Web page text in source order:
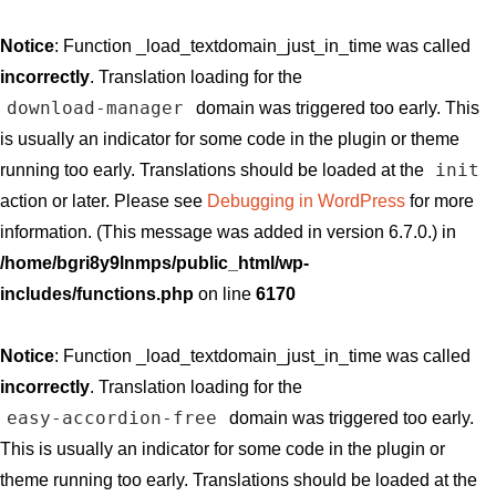
Notice: Function _load_textdomain_just_in_time was called
incorrectly. Translation loading for the
download-manager
domain was triggered too early. This
is usually an indicator for some code in the plugin or theme
running too early. Translations should be loaded at the
init
action or later. Please see Debugging in WordPress for more
information. (This message was added in version 6.7.0.) in
/home/bgri8y9lnmps/public_html/wp-
includes/functions.php on line 6170
Notice: Function _load_textdomain_just_in_time was called
incorrectly. Translation loading for the
easy-accordion-free
domain was triggered too early.
This is usually an indicator for some code in the plugin or
theme running too early. Translations should be loaded at the